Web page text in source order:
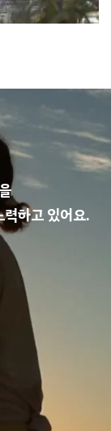
하고 있어요.